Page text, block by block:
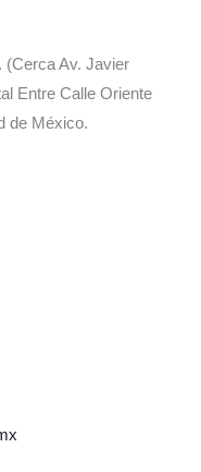
(Cerca Av. Javier
Entre Calle Oriente
de México.